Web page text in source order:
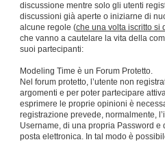
discussione mentre solo gli utenti
discussioni già aperte o iniziarne di
alcune regole (che una volta iscritto si
che vanno a cautelare la vita della
suoi partecipanti:
Modeling Time è un Forum Protetto.
Nel forum protetto, l’utente non
argomenti e per poter partecipare
esprimere le proprie opinioni è
registrazione prevede, normalmente,
Username, di una propria Password e
posta elettronica. In tal modo è